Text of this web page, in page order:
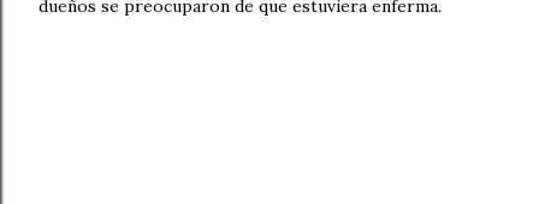
dueños se preocuparon de que estuviera enferma.